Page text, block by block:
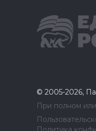
© 2005-2026,
При полном или